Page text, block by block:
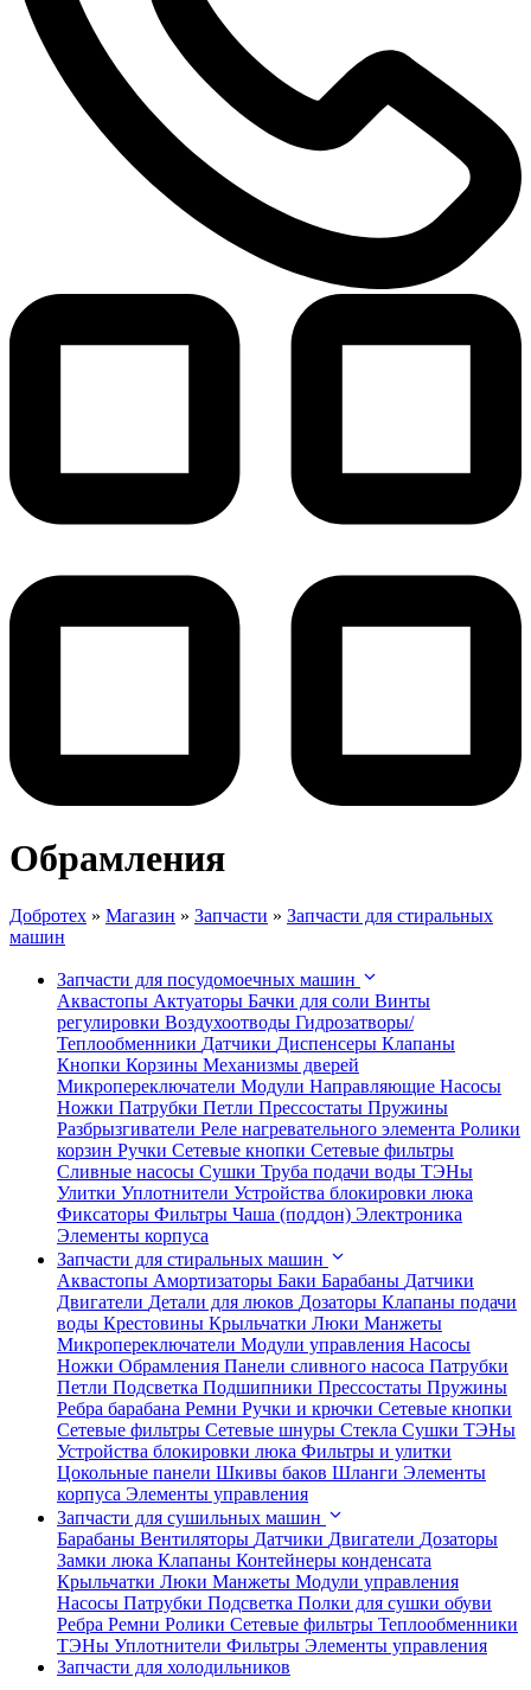
Обрамления
Добротех » Магазин » Запчасти » Запчасти для стиральных
машин
Запчасти для посудомоечных машин
Аквастопы Актуаторы Бачки для соли Винты
регулировки Воздухоотводы Гидрозатворы/
Теплообменники Датчики Диспенсеры Клапаны
Кнопки Корзины Механизмы дверей
Микропереключатели Модули Направляющие Насосы
Ножки Патрубки Петли Прессостаты Пружины
Разбрызгиватели Реле нагревательного элемента Ролики
корзин Ручки Сетевые кнопки Сетевые фильтры
Сливные насосы Сушки Труба подачи воды ТЭНы
Улитки Уплотнители Устройства блокировки люка
Фиксаторы Фильтры Чаша (поддон) Электроника
Элементы корпуса
Запчасти для стиральных машин
Аквастопы Амортизаторы Баки Барабаны Датчики
Двигатели Детали для люков Дозаторы Клапаны подачи
воды Крестовины Крыльчатки Люки Манжеты
Микропереключатели Модули управления Насосы
Ножки Обрамления Панели сливного насоса Патрубки
Петли Подсветка Подшипники Прессостаты Пружины
Ребра барабана Ремни Ручки и крючки Сетевые кнопки
Сетевые фильтры Сетевые шнуры Стекла Сушки ТЭНы
Устройства блокировки люка Фильтры и улитки
Цокольные панели Шкивы баков Шланги Элементы
корпуса Элементы управления
Запчасти для сушильных машин
Барабаны Вентиляторы Датчики Двигатели Дозаторы
Замки люка Клапаны Контейнеры конденсата
Крыльчатки Люки Манжеты Модули управления
Насосы Патрубки Подсветка Полки для сушки обуви
Ребра Ремни Ролики Сетевые фильтры Теплообменники
ТЭНы Уплотнители Фильтры Элементы управления
Запчасти для холодильников